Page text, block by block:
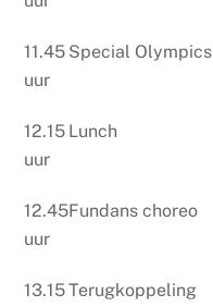
11.45
uur
Special Olympics
12.15
uur
Lunch
12.45
uur
Fundans choreo
13.15Terugkoppeling